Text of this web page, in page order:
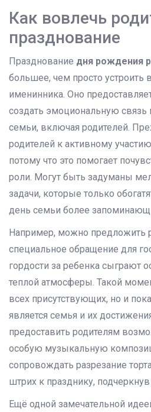
Как вовлечь
празднование
Празднование дня рождения
большее, чем просто устроить
именинника. Оно
создать эмоциональную
семьи, включая родителей.
родителей к активному
потому что это помогает
роли. Могут быть задуманы
задачи, которые только
день семьи более
Например, можно предложить
специальное обращение для
гордости за ребенка сыграют
теплой атмосферы. Такой
всех присутствующих, но и
является семья и их
предоставить родителям
особую музыкальную
сопровождать разрезание
штрих к празднику, подчеркнув
Ещё одной замечательной